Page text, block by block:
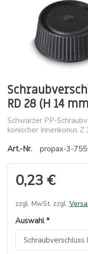
RD 28 (H 14
Schwarzer PP-
konischer Innenkonus Z
Art.-Nr.
propax-3-
0,23 €
zzgl. MwSt. zzgl.
Auswahl